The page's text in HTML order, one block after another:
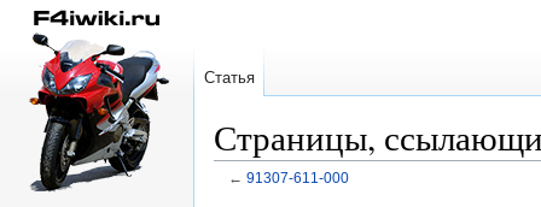
Страницы,
← 91307-611-000
Статья